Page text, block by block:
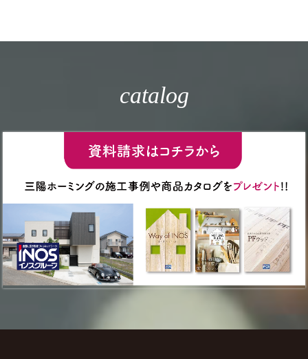
catalog